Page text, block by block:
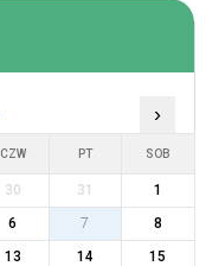
›
CZW PT SOB
30 31
1
6 7
8
13 14
15